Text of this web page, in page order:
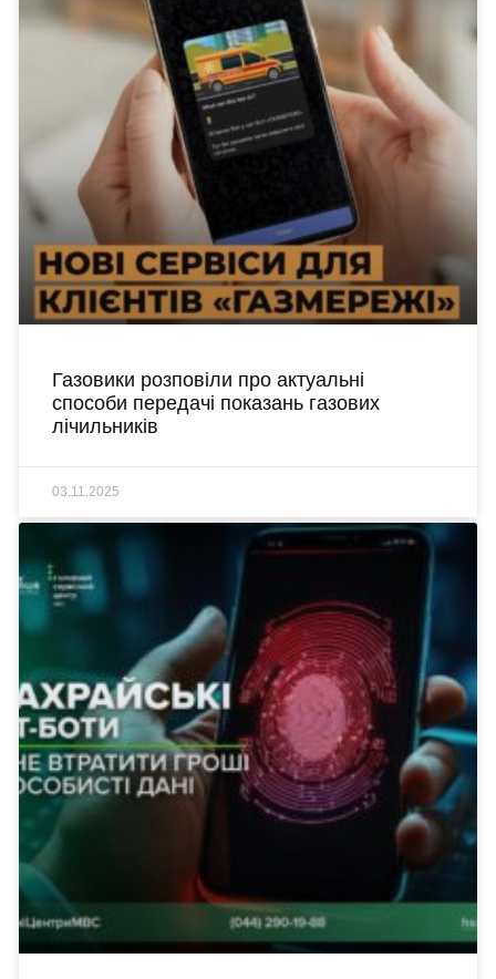
Газовики розповіли про актуальні
способи передачі показань газових
лічильників
03.11.2025